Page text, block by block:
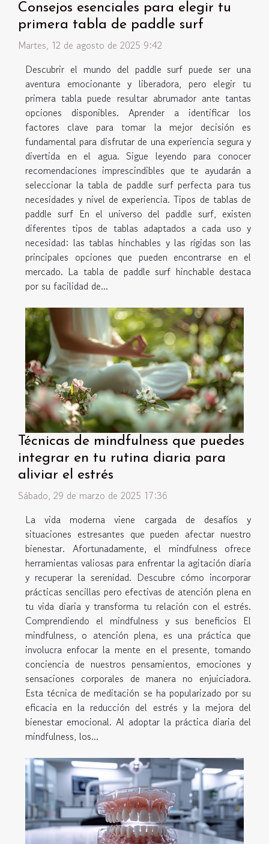
Consejos esenciales para elegir tu
primera tabla de paddle surf
Martes, 12 de agosto de 2025 9:42
Descubrir el mundo del paddle surf puede ser una
aventura emocionante y liberadora, pero elegir tu
primera tabla puede resultar abrumador ante tantas
opciones disponibles. Aprender a identificar los
factores clave para tomar la mejor decisión es
fundamental para disfrutar de una experiencia segura y
divertida en el agua. Sigue leyendo para conocer
recomendaciones imprescindibles que te ayudarán a
seleccionar la tabla de paddle surf perfecta para tus
necesidades y nivel de experiencia. Tipos de tablas de
paddle surf En el universo del paddle surf, existen
diferentes tipos de tablas adaptados a cada uso y
necesidad: las tablas hinchables y las rígidas son las
principales opciones que pueden encontrarse en el
mercado. La tabla de paddle surf hinchable destaca
por su facilidad de...
Técnicas de mindfulness que puedes
integrar en tu rutina diaria para
aliviar el estrés
Sábado, 29 de marzo de 2025 17:36
La vida moderna viene cargada de desafíos y
situaciones estresantes que pueden afectar nuestro
bienestar. Afortunadamente, el mindfulness ofrece
herramientas valiosas para enfrentar la agitación diaria
y recuperar la serenidad. Descubre cómo incorporar
prácticas sencillas pero efectivas de atención plena en
tu vida diaria y transforma tu relación con el estrés.
Comprendiendo el mindfulness y sus beneficios El
mindfulness, o atención plena, es una práctica que
involucra enfocar la mente en el presente, tomando
conciencia de nuestros pensamientos, emociones y
sensaciones corporales de manera no enjuiciadora.
Esta técnica de meditación se ha popularizado por su
eficacia en la reducción del estrés y la mejora del
bienestar emocional. Al adoptar la práctica diaria del
mindfulness, los...